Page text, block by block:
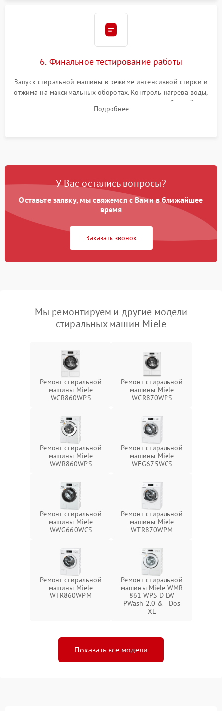
6. Финальное тестирование работы
Запуск стиральной машины в режиме интенсивной стирки и
отжима на максимальных оборотах. Контроль нагрева воды,
корректности слива, отсутствия излишних вибраций,
посторонних стуков и протечек под корпусом.
Подробнее
У Вас остались вопросы?
Оставьте заявку, мы свяжемся с Вами в ближайшее
время
Заказать звонок
Мы ремонтируем и другие модели
стиральных машин Miele
Ремонт стиральной
машины Miele
WCR860WPS
Ремонт стиральной
машины Miele
WCR870WPS
Ремонт стиральной
машины Miele
WWR860WPS
Ремонт стиральной
машины Miele
WEG675WCS
Ремонт стиральной
машины Miele
WWG660WCS
Ремонт стиральной
машины Miele
WTR870WPM
Ремонт стиральной
машины Miele
WTR860WPM
Ремонт стиральной
машины Miele WMR
861 WPS D LW
PWash 2.0 & TDos
XL
Показать все модели